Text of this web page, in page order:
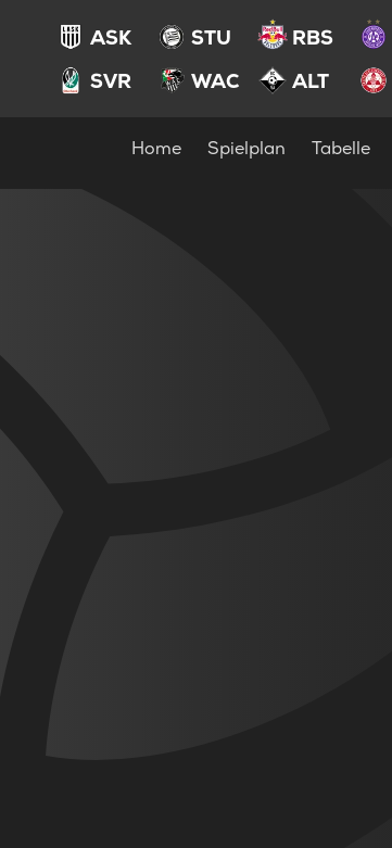
ASK STU RBS
SVR
WAC ALT
Home Spielplan Tabelle